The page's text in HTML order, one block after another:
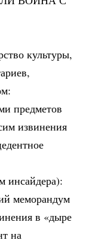
культуры,
предметов
извинения
инсайдера):
меморандум
в «дыре
на